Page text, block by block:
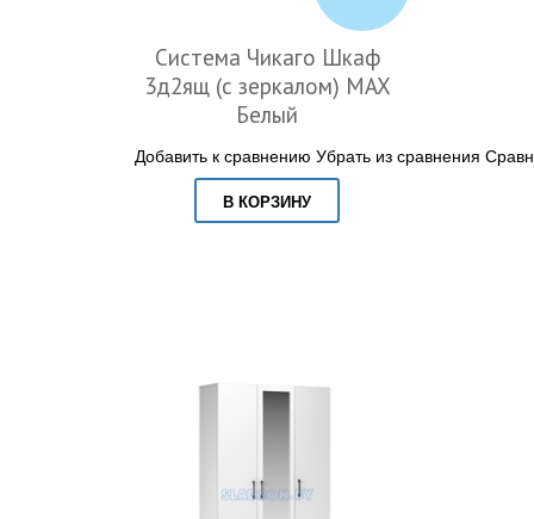
Система Чикаго Шкаф
3д2ящ (с зеркалом) MAX
Белый
Добавить к сравнению Убрать из сравнения
В КОРЗИНУ